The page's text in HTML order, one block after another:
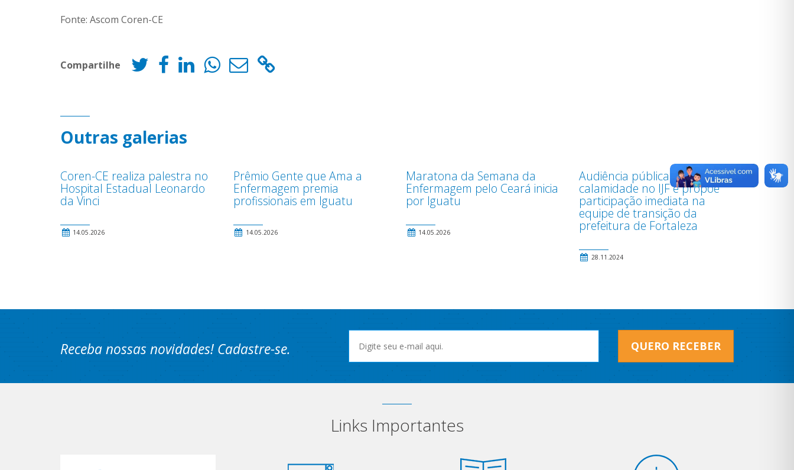
Fonte: Ascom Coren-CE
Compartilhe
Outras galerias
Coren-CE realiza palestra no
Hospital Estadual Leonardo
da Vinci
14.05.2026
Prêmio Gente que Ama a
Enfermagem premia
profissionais em Iguatu
14.05.2026
Maratona da Semana da
Enfermagem pelo Ceará inicia
por Iguatu
14.05.2026
Audiência pública discute
calamidade no IJF e propõe
participação imediata na
equipe de transição da
prefeitura de Fortaleza
28.11.2024
Receba nossas novidades! Cadastre-se. QUERO RECEBER
Links Importantes